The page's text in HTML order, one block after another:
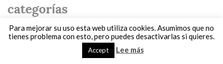
categorías
Entrevistas(51)
Para mejorar su uso esta web utiliza cookies. Asumimos que no
tienes problema con esto, pero puedes desactivarlas si quieres.
Accept Lee más